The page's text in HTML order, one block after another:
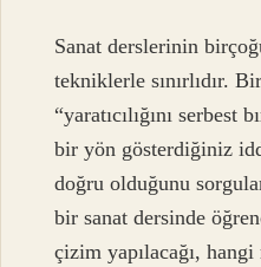
Sanat derslerinin
tekniklerle sınırlıdır.
“yaratıcılığını serbest
bir yön gösterdiğiniz
doğru olduğunu
bir sanat dersinde
çizim yapılacağı,